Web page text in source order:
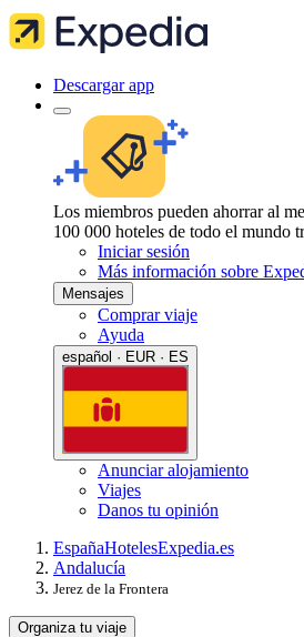
Descargar app
Los miembros pueden ahorrar al
100 000 hoteles de todo el mundo
Iniciar sesión
Más información sobre
Mensajes
Comprar viaje
Ayuda
español · EUR · ES
Anunciar alojamiento
Viajes
Danos tu opinión
EspañaHotelesExpedia.es
Andalucía
Jerez de la Frontera
Organiza tu viaje